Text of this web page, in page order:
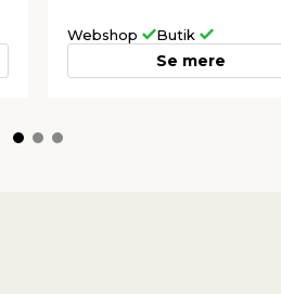
Webshop Butik
Se mere